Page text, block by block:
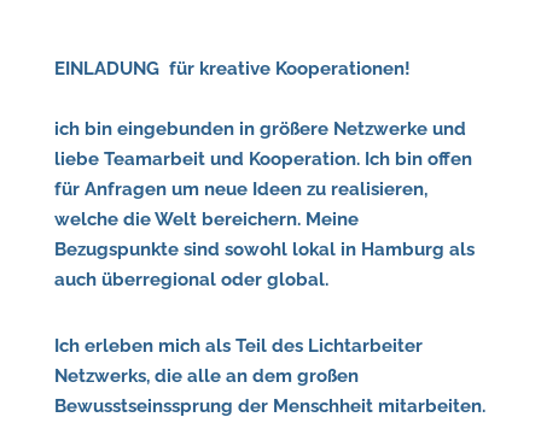
EINLADUNG für kreative Kooperationen!
ich bin eingebunden in größere Netzwerke und
liebe Teamarbeit und Kooperation. Ich bin offen
für Anfragen um neue Ideen zu realisieren,
welche die Welt bereichern. Meine
Bezugspunkte sind sowohl lokal in Hamburg als
auch überregional oder global.
Ich erleben mich als Teil des Lichtarbeiter
Netzwerks, die alle an dem großen
Bewusstseinssprung der Menschheit mitarbeiten.